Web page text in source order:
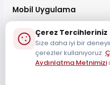
Mobil Uygulama
Çerez Tercihleriniz
Size daha iyi bir
çerezler kullanıyoruz.
Aydınlatma Metnimizi